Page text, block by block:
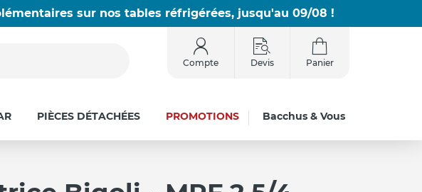
sur nos tables réfrigérées, jusqu'au 09/08 !
Compte Devis Panier
PIÈCES DÉTACHÉES PROMOTIONS Bacchus & Vous